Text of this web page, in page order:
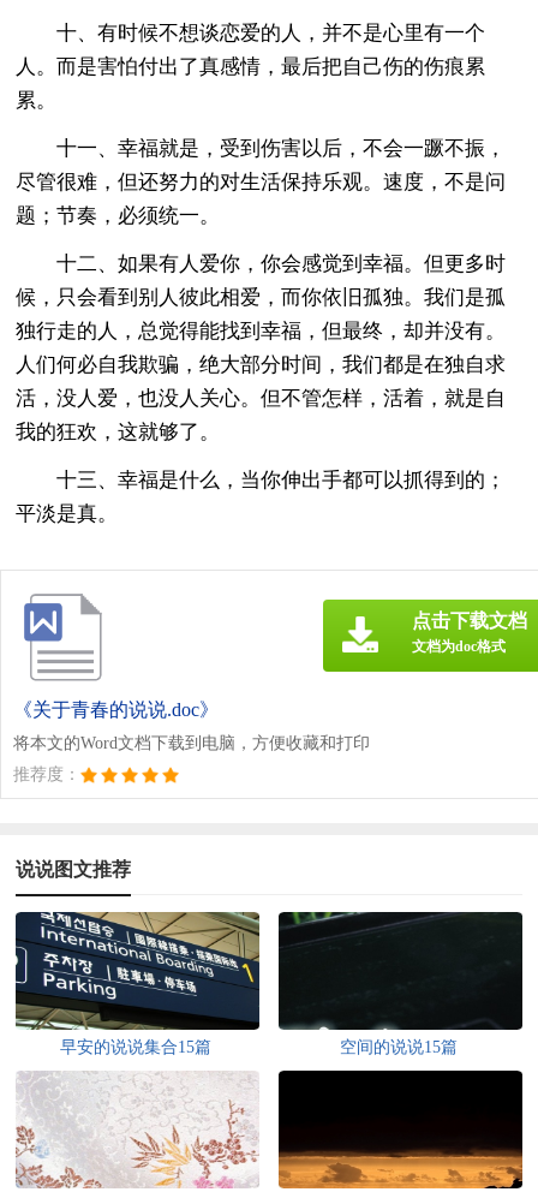
十、有时候不想谈恋爱的人，并不是心里有一个
人。而是害怕付出了真感情，最后把自己伤的伤痕累
累。
十一、幸福就是，受到伤害以后，不会一蹶不振，
尽管很难，但还努力的对生活保持乐观。速度，不是问
题；节奏，必须统一。
十二、如果有人爱你，你会感觉到幸福。但更多时
候，只会看到别人彼此相爱，而你依旧孤独。我们是孤
独行走的人，总觉得能找到幸福，但最终，却并没有。
人们何必自我欺骗，绝大部分时间，我们都是在独自求
活，没人爱，也没人关心。但不管怎样，活着，就是自
我的狂欢，这就够了。
十三、幸福是什么，当你伸出手都可以抓得到的；
平淡是真。
《关于青春的说说.doc》
将本文的Word文档下载到电脑，方便收藏和打印
推荐度：
点击下载文档
文档为doc格式
说说图文推荐
早安的说说集合15篇 空间的说说15篇